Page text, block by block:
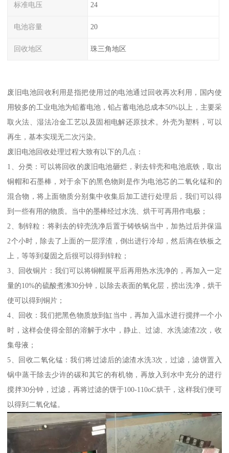
标准电压 24
电池容量 20
回收地区 珠三角地区
废旧电池回收利用是指把使用过的电池通过回收再次利用，国内使
用较多的工业电池为铅蓄电池，铅占蓄电池总成本50%以上，主要采
取火法、湿法冶金工艺以及固相电解还原技术。外壳为塑料，可以
再生，基本实现无二次污染。
废旧电池回收处理过程大致有以下的几点：
1、分类：可以将回收的废旧电池砸烂，剥去锌壳和电池底铁，取出
铜帽和石墨棒，对于余下的黑色物则是作为电池芯的二氧化锰和的
混合物，将上面物质分别集中收集后加工进行处理后，我们可以得
到一些有用的物质。当中的墨棒经过水洗、烘干可再用作电极；
2、制锌粒：将剥去的锌壳洗净后置于铸铁锅当中，加热过后并保温
2个小时，除去了上面的一层浮渣，倒出进行冷却，然后滴在铁板之
上，等等到凝固之后很可以得到锌粒；
3、回收铜片：我们可以将铜帽展平后再用热水洗净的，再加入一定
量的10%的硫酸煮沸30分钟，以除去表面的氧化层，捞出洗净，烘干
使可以得到铜片；
4、回收：我们把黑色物质放到缸当中，再加入温水进行搅拌一个小
时，这样会使得全部的溶解于水中，静止、过滤、水洗滤渣2次，收
集母液；
5、回收二氧化锰：我们将过滤后的滤渣水洗3次，过滤，滤饼置入
锅中蒸干除去少许的碳和其它的有机物，再放入到水中充分的进行
搅拌30分钟，过滤，再将过滤的饼于100-110oC烘干，这样我们便可
以得到二氧化锰。